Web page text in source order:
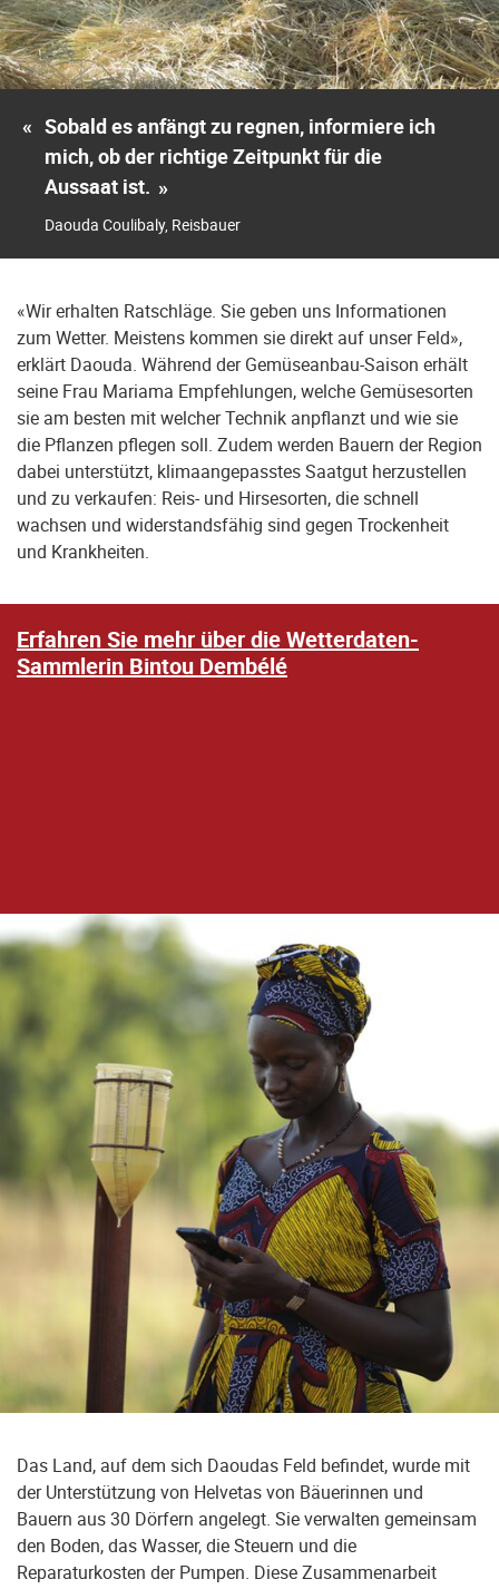
« Sobald es anfängt zu regnen, informiere ich
mich, ob der richtige Zeitpunkt für die
Aussaat ist. »
Daouda Coulibaly, Reisbauer
«Wir erhalten Ratschläge. Sie geben uns Informationen
zum Wetter. Meistens kommen sie direkt auf unser Feld»,
erklärt Daouda. Während der Gemüseanbau-Saison erhält
seine Frau Mariama Empfehlungen, welche Gemüsesorten
sie am besten mit welcher Technik anpflanzt und wie sie
die Pflanzen pflegen soll. Zudem werden Bauern der Region
dabei unterstützt, klimaangepasstes Saatgut herzustellen
und zu verkaufen: Reis- und Hirsesorten, die schnell
wachsen und widerstandsfähig sind gegen Trockenheit
und Krankheiten.
Erfahren Sie mehr über die Wetterdaten-
Sammlerin Bintou Dembélé
Das Land, auf dem sich Daoudas Feld befindet, wurde mit
der Unterstützung von Helvetas von Bäuerinnen und
Bauern aus 30 Dörfern angelegt. Sie verwalten gemeinsam
den Boden, das Wasser, die Steuern und die
Reparaturkosten der Pumpen. Diese Zusammenarbeit